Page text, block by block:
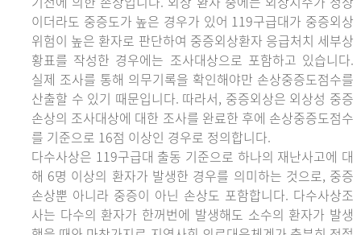
이더라도 중증도가 높은 경우가 있어 119구급대가 중증외상
위험이 높은 환자로 판단하여 중증외상환자 응급처치 세부상
황표를 작성한 경우에는 조사대상으로 포함하고 있습니다.
실제 조사를 통해 의무기록을 확인해야만 손상중증도점수를
산출할 수 있기 때문입니다. 따라서, 중증외상은 외상성 중증
손상의 조사대상에 대한 조사를 완료한 후에 손상중증도점수
를 기준으로 16점 이상인 경우로 정의합니다.
다수사상은 119구급대 출동 기준으로 하나의 재난사고에 대
해 6명 이상의 환자가 발생한 경우를 의미하는 것으로, 중증
손상뿐 아니라 중증이 아닌 손상도 포함합니다. 다수사상조
사는 다수의 환자가 한꺼번에 발생해도 소수의 환자가 발생